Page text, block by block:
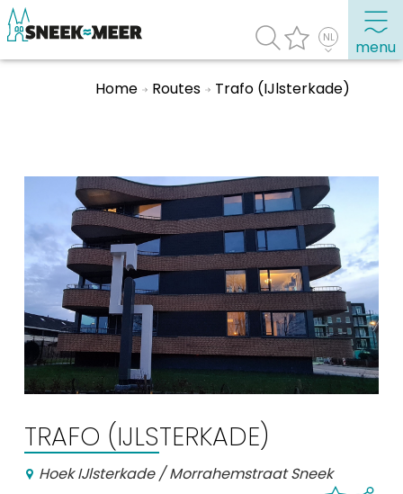
menu
Praktische informatie
Toeristische informatie
Bezienswaardigheden
Winkelen, uitgaan en doen
Eten, drinken & uitgaan
Watersport
Overnachten
En meer
Home Routes Trafo (IJlsterkade)
TRAFO (IJLSTERKADE)
Hoek IJlsterkade / Morrahemstraat Sneek